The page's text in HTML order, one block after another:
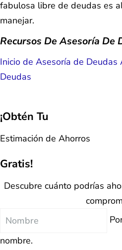
fabulosa libre de deudas es
manejar.
Recursos De Asesoría De
Inicio de Asesoría de Deudas
Deudas
¡Obtén Tu
Estimación de Ahorros
Gratis!
Descubre cuánto podrías
Nombre
nombre.